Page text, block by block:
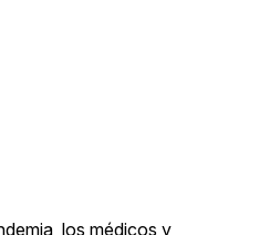
los médicos y